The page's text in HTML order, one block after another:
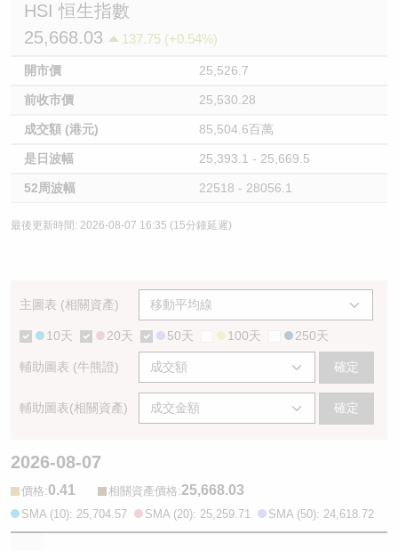
HSI 恒生指數
25,668.03
137.75 (+0.54%)
開市價 25,526.7
前收市價 25,530.28
成交額 (港元) 85,504.6百萬
是日波幅 25,393.1 - 25,669.5
52周波幅 22518 - 28056.1
最後更新時間: 2026-08-07 16:35 (15分鐘延遲)
主圖表 (相關資產)
10天 20天 50天 100天 250天
輔助圖表 (牛熊證) 確定
輔助圖表(相關資產) 確定
2026-08-07
價格:0.41 相關資產價格:25,668.03
SMA (10): 25,704.57 SMA (20): 25,259.71 SMA (50): 24,618.72